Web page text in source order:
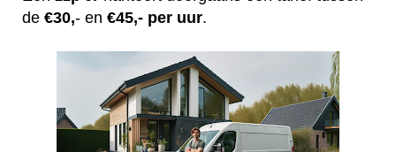
de €30,- en €45,- per uur.